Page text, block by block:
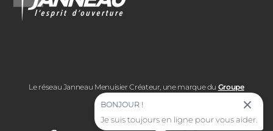
Le réseau Janneau Menuisier Créateur, une marque du Groupe
Janneau
BONJOUR !
Je suis toujours en ligne pour vous aider.